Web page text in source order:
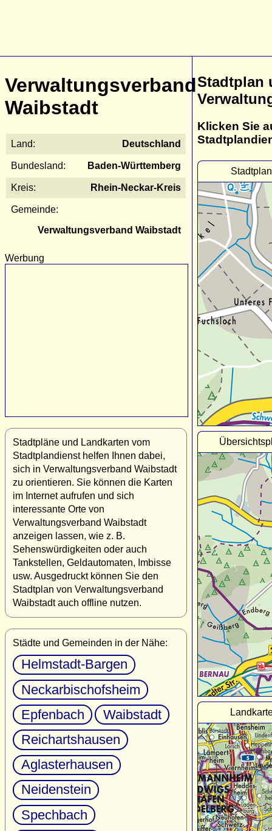
Verwaltungsverband
Waibstadt
Land: Deutschland
Bundesland: Baden-Württemberg
Kreis: Rhein-Neckar-Kreis
Gemeinde:
Verwaltungsverband Waibstadt
Werbung
Stadtpläne und Landkarten vom
Stadtplandienst helfen Ihnen dabei,
sich in Verwaltungsverband Waibstadt
zu orientieren. Sie können die Karten
im Internet aufrufen und sich
interessante Orte von
Verwaltungsverband Waibstadt
anzeigen lassen, wie z. B.
Sehenswürdigkeiten oder auch
Tankstellen, Geldautomaten, Imbisse
usw. Ausgedruckt können Sie den
Stadtplan von Verwaltungsverband
Waibstadt auch offline nutzen.
Städte und Gemeinden in der Nähe:
Helmstadt-Bargen
Neckarbischofsheim
Epfenbach
Waibstadt
Reichartshausen
Aglasterhausen
Neidenstein
Spechbach
Stadtplan
Klicken Sie